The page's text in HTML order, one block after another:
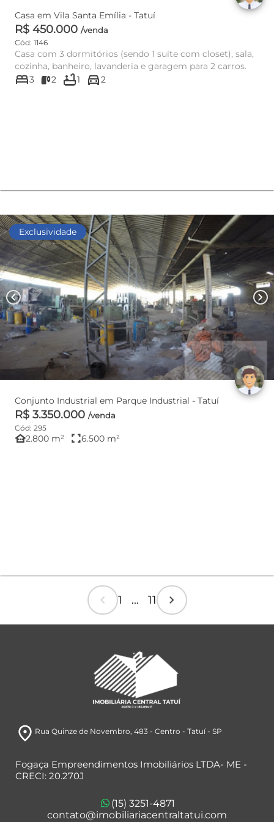
Casa em Vila Santa Emília - Tatuí
R$ 450.000 /venda
Cód: 1146
Casa com 3 dormitórios (sendo 1 suíte com closet), sala,
cozinha, banheiro, lavanderia e garagem para 2 carros.
bed3 2 bathtub1 directions_car2
Exclusividade
chevron_left chevron_right
Conjunto Industrial em Parque Industrial - Tatuí
R$ 3.350.000 /venda
Cód: 295
other_houses2.800 m² fullscreen6.500 m²
chevron_left 1 ... 11 chevron_right
room Rua Quinze de Novembro, 483- Centro - Tatuí- SP
Fogaça Empreendimentos Imobiliários LTDA- ME -
CRECI: 20.270J
(15) 3251-4871
contato@imobiliariacentraltatui.com